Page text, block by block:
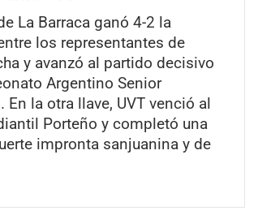
La Barraca ganó 4-2 la
los representantes de
y avanzó al partido decisivo
Argentino Senior
En la otra llave, UVT venció al
Porteño y completó una
impronta sanjuanina y de